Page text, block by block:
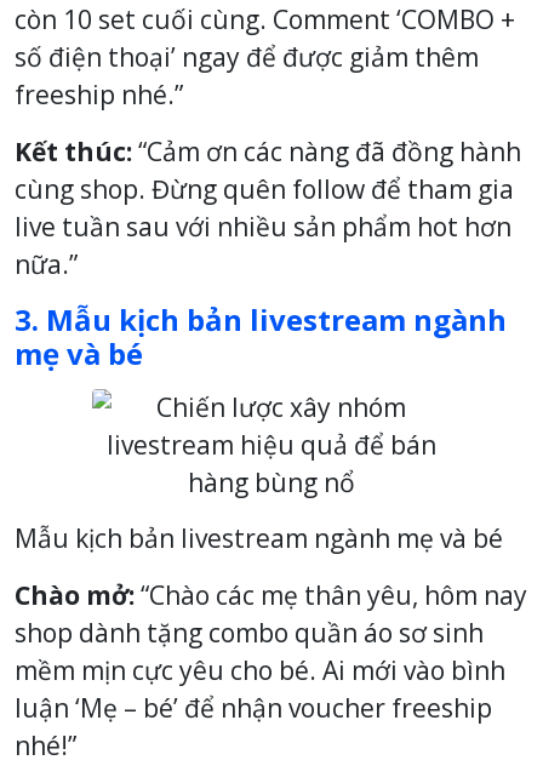
còn 10 set cuối cùng. Comment ‘COMBO +
số điện thoại’ ngay để được giảm thêm
freeship nhé.”
Kết thúc:“Cảm ơn các nàng đã đồng hành
cùng shop. Đừng quên follow để tham gia
live tuần sau với nhiều sản phẩm hot hơn
nữa.”
3. Mẫu kịch bản livestream ngành
mẹ và bé
Mẫu kịch bản livestream ngành mẹ và bé
Chào mở:“Chào các mẹ thân yêu, hôm nay
shop dành tặng combo quần áo sơ sinh
mềm mịn cực yêu cho bé. Ai mới vào bình
luận ‘Mẹ – bé’ để nhận voucher freeship
nhé!”